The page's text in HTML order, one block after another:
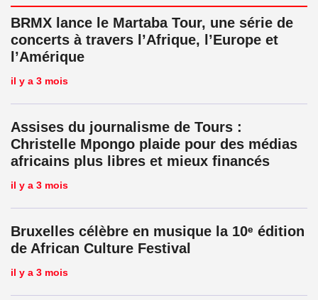
BRMX lance le Martaba Tour, une série de
concerts à travers l’Afrique, l’Europe et
l’Amérique
il y a 3 mois
Assises du journalisme de Tours :
Christelle Mpongo plaide pour des médias
africains plus libres et mieux financés
il y a 3 mois
Bruxelles célèbre en musique la 10ᵉ édition
de African Culture Festival
il y a 3 mois